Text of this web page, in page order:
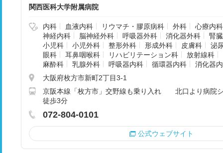
関西医科大学附属病院
内科 血液内科 リウマチ・膠原病科 外科
心療内科
神経内科
脳神経外科 呼吸器外科 消化器外科
腎
小児科
小児外科 整形外科 形成外科 皮膚科
泌
眼科
耳鼻咽喉科 リハビリテーション科
放射線科
麻酔科
乳腺外科 呼吸器内科 循環器内科
消化器
大阪府枚方市新町2丁目3-1
京阪本線「枚方市」交野線も乗り入れ 北口より病院
徒歩3分
072-804-0101
公式ウェブサイト